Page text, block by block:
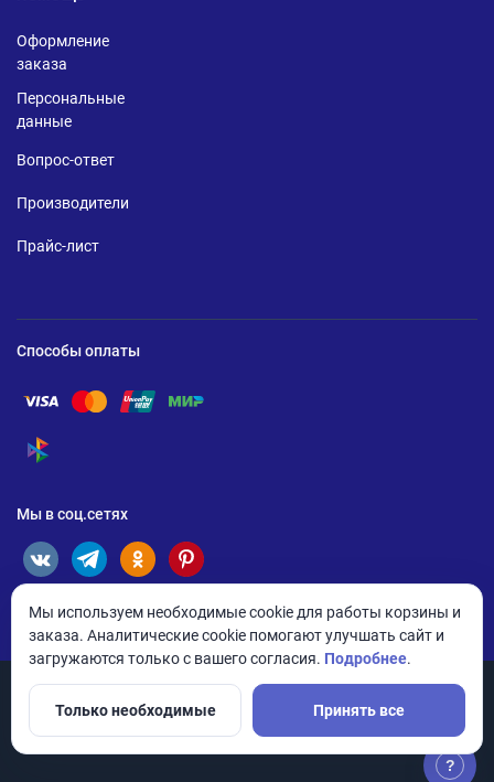
Оформление
заказа
Персональные
данные
Вопрос-ответ
Производители
Прайс-лист
Способы оплаты
Помощь по оплате Visa
Помощь по оплате Mastercard
Помощь по оплате UnionPay
Помощь по оплате Мир
Помощь по оплате СБП
Мы в соц.сетях
© 2026 ANDPRO / ООО «АНД-Системс»
?
Мы используем необходимые cookie для работы корзины и
заказа. Аналитические cookie помогают улучшать сайт и
загружаются только с вашего согласия. Подробнее.
Только необходимые Принять все